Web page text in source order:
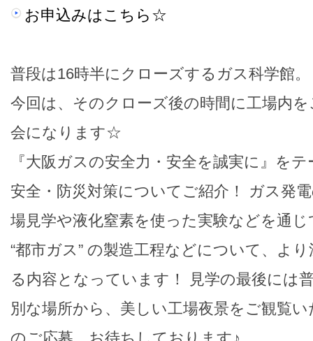
お申込みはこちら☆
普段は16時半にクローズするガス科学館。
今回は、そのクローズ後の時間に工場内
会になります☆
『大阪ガスの安全力・安全を誠実に』を
安全・防災対策についてご紹介！ ガス発
場見学や液化窒素を使った実験などを通
“都市ガス” の製造工程などについて、よ
る内容となっています！ 見学の最後には
別な場所から、美しい工場夜景をご観覧